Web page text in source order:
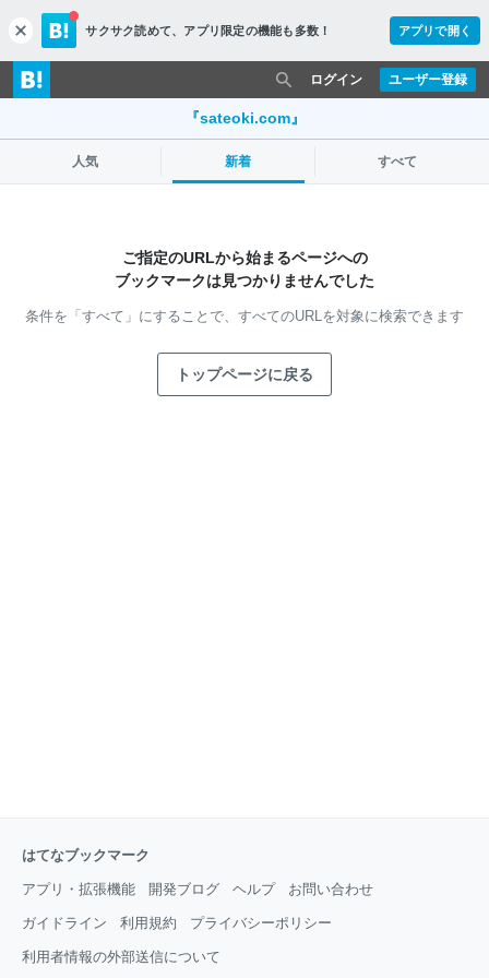
c
l
o
s
サクサク読めて、 アプリ限定の機能も多数！ アプリで開く
ユーザー登録
ログイン
『sateoki.com』
人気 新着 すべて
ご指定のURLから始まるページへの
ブックマークは見つかりませんでした
条件を「すべて」にすることで、 すべてのURLを対象に検索できます
トップページに戻る
はてなブックマーク
アプリ・拡張機能 開発ブログ ヘルプ お問い合わせ
ガイドライン 利用規約 プライバシーポリシー
利用者情報の外部送信について